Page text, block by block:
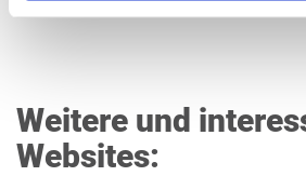
Weitere und
Websites: